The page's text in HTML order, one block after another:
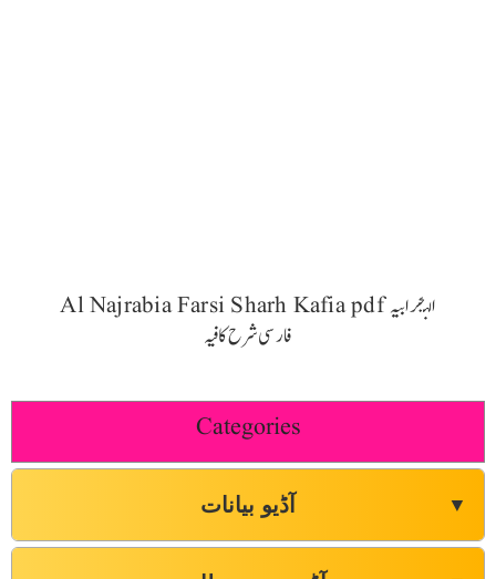
Al Najrabia Farsi Sharh Kafia pdf النجرابیہ
فارسی شرح کافیہ
Categories
آڈیو بیانات ▼